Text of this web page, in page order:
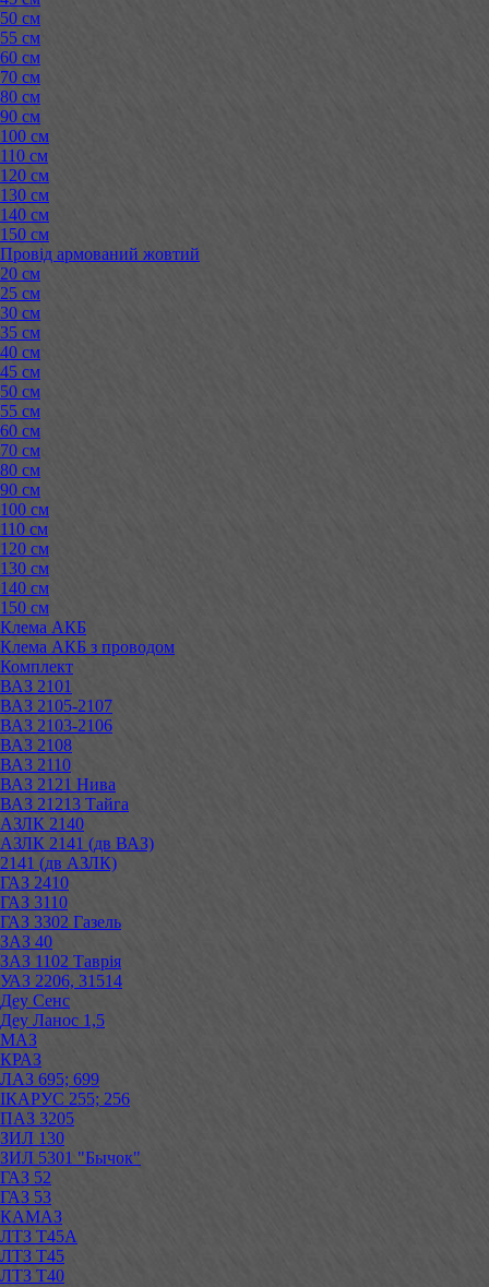
50 см
55 см
60 см
70 см
80 см
90 см
100 см
110 см
120 см
130 см
140 см
150 см
Провід армований жовтий
20 см
25 см
30 см
35 см
40 см
45 см
50 см
55 см
60 см
70 см
80 см
90 см
100 см
110 см
120 см
130 см
140 см
150 см
Клема АКБ
Клема АКБ з проводом
Комплект
ВАЗ 2101
ВАЗ 2105-2107
ВАЗ 2103-2106
ВАЗ 2108
ВАЗ 2110
ВАЗ 2121 Нива
ВАЗ 21213 Тайга
АЗЛК 2140
АЗЛК 2141 (дв ВАЗ)
2141 (дв АЗЛК)
ГАЗ 2410
ГАЗ 3110
ГАЗ 3302 Газель
ЗАЗ 40
ЗАЗ 1102 Таврія
УАЗ 2206, 31514
Деу Сенс
Деу Ланос 1,5
МАЗ
КРАЗ
ЛАЗ 695; 699
ІКАРУС 255; 256
ПАЗ 3205
ЗИЛ 130
ЗИЛ 5301 "Бычок"
ГАЗ 52
ГАЗ 53
КАМАЗ
ЛТЗ Т45А
ЛТЗ Т45
ЛТЗ Т40